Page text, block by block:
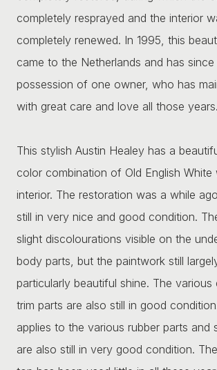
completely resprayed and the interior
completely renewed. In 1995, this
came to the Netherlands and has
possession of one owner, who has
with great care and love all those years.
This stylish Austin Healey has a
color combination of Old English White
interior. The restoration was a while
still in very nice and good condition.
slight discolourations visible on the
body parts, but the paintwork still
particularly beautiful shine. The various
trim parts are also still in good
applies to the various rubber parts and
are also still in very good condition.